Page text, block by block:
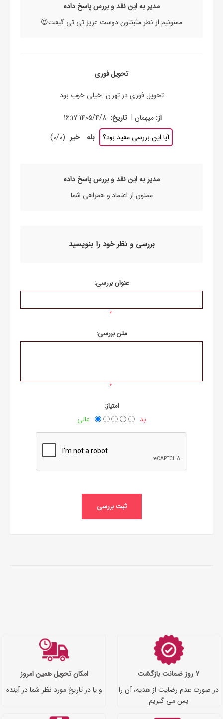
مدیر به این نقد و بررس پاسخ داده
ممنونیم از نظر مثبتتون دوست عزیز تی تی گیفت😍
تحویل فوری
تحویل فوری در تهران .خیلی خوب بود
از: میهمان | تاریخ: 1405/4/8 16:17
آیا این بررسی مفید بود؟
بله خیر (
0/0
)
مدیر به این نقد و بررس پاسخ داده
ممنون از اعتماد و همراهی شما
بررسی و نظر خود را بنویسید
عنوان بررسی:
*
متن بررسی:
*
امتیاز:
بد عالی
ثبت بررسی
7 روز ضمانت بازگشت
در صورت عدم رضایت از هدیه، آن را
پس می گیریم
امکان تحویل همین امروز
و یا در تاریخ مورد نظر شما در آینده